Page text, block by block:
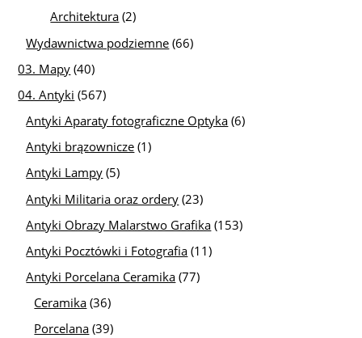
Architektura (2)
Wydawnictwa podziemne (66)
03. Mapy (40)
04. Antyki (567)
Antyki Aparaty fotograficzne Optyka (6)
Antyki brązownicze (1)
Antyki Lampy (5)
Antyki Militaria oraz ordery (23)
Antyki Obrazy Malarstwo Grafika (153)
Antyki Pocztówki i Fotografia (11)
Antyki Porcelana Ceramika (77)
Ceramika (36)
Porcelana (39)